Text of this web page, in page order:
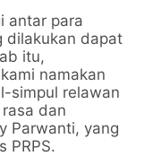
antar para
dilakukan dapat
itu,
namakan
simpul relawan
dan
Parwanti, yang
PRPS.